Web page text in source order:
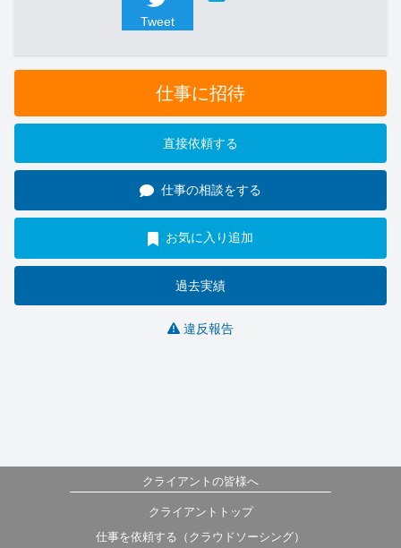
Tweet
仕事に招待
直接依頼する
仕事の相談をする
お気に入り追加
過去実績
違反報告
クライアントの皆様へ
クライアントトップ
仕事を依頼する（クラウドソーシング）